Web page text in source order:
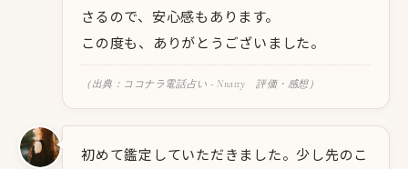
さるので、安心感もあります。
この度も、ありがとうございました。
（出典：ココナラ電話占い - Nnatty 評価・感想）
初めて鑑定していただきました。少し先のこ